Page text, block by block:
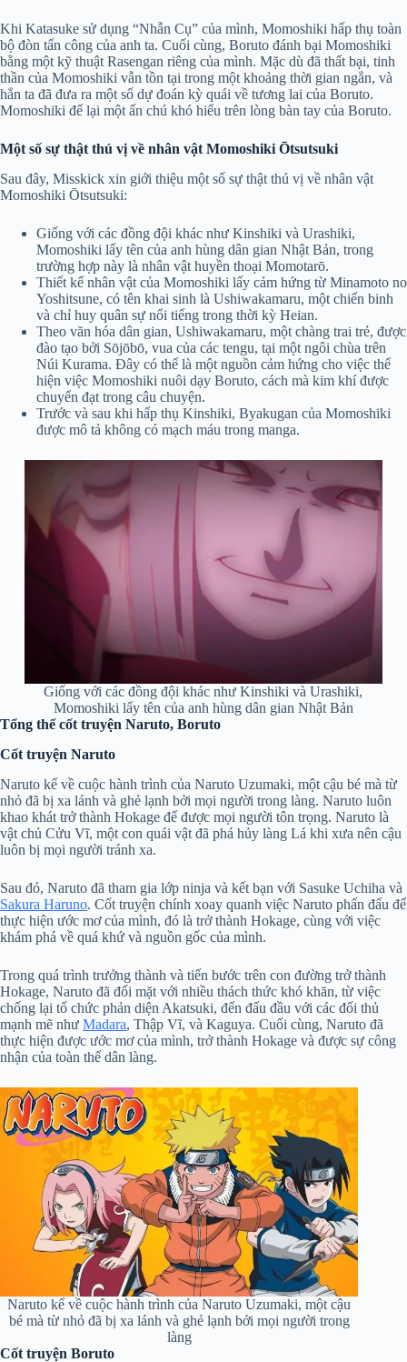
Khi Katasuke sử dụng “Nhẫn Cụ” của mình, Momoshiki hấp thụ toàn
bộ đòn tấn công của anh ta. Cuối cùng, Boruto đánh bại Momoshiki
bằng một kỹ thuật Rasengan riêng của mình. Mặc dù đã thất bại, tinh
thần của Momoshiki vẫn tồn tại trong một khoảng thời gian ngắn, và
hắn ta đã đưa ra một số dự đoán kỳ quái về tương lai của Boruto.
Momoshiki để lại một ấn chú khó hiểu trên lòng bàn tay của Boruto.
Một số sự thật thú vị về nhân vật Momoshiki Ōtsutsuki
Sau đây, Misskick xin giới thiệu một số sự thật thú vị về nhân vật
Momoshiki Ōtsutsuki:
Giống với các đồng đội khác như Kinshiki và Urashiki,
Momoshiki lấy tên của anh hùng dân gian Nhật Bản, trong
trường hợp này là nhân vật huyền thoại Momotarō.
Thiết kế nhân vật của Momoshiki lấy cảm hứng từ Minamoto no
Yoshitsune, có tên khai sinh là Ushiwakamaru, một chiến binh
và chỉ huy quân sự nổi tiếng trong thời kỳ Heian.
Theo văn hóa dân gian, Ushiwakamaru, một chàng trai trẻ, được
đào tạo bởi Sōjōbō, vua của các tengu, tại một ngôi chùa trên
Núi Kurama. Đây có thể là một nguồn cảm hứng cho việc thể
hiện việc Momoshiki nuôi dạy Boruto, cách mà kim khí được
chuyển đạt trong câu chuyện.
Trước và sau khi hấp thụ Kinshiki, Byakugan của Momoshiki
được mô tả không có mạch máu trong manga.
Giống với các đồng đội khác như Kinshiki và Urashiki,
Momoshiki lấy tên của anh hùng dân gian Nhật Bản
Tổng thể cốt truyện Naruto, Boruto
Cốt truyện Naruto
Naruto kể về cuộc hành trình của Naruto Uzumaki, một cậu bé mà từ
nhỏ đã bị xa lánh và ghẻ lạnh bởi mọi người trong làng. Naruto luôn
khao khát trở thành Hokage để được mọi người tôn trọng. Naruto là
vật chủ Cửu Vĩ, một con quái vật đã phá hủy làng Lá khi xưa nên cậu
luôn bị mọi người tránh xa.
Sau đó, Naruto đã tham gia lớp ninja và kết bạn với Sasuke Uchiha và
Sakura Haruno. Cốt truyện chính xoay quanh việc Naruto phấn đấu để
thực hiện ước mơ của mình, đó là trở thành Hokage, cùng với việc
khám phá về quá khứ và nguồn gốc của mình.
Trong quá trình trưởng thành và tiến bước trên con đường trở thành
Hokage, Naruto đã đối mặt với nhiều thách thức khó khăn, từ việc
chống lại tổ chức phản diện Akatsuki, đến đấu đầu với các đối thủ
mạnh mẽ như Madara, Thập Vĩ, và Kaguya. Cuối cùng, Naruto đã
thực hiện được ước mơ của mình, trở thành Hokage và được sự công
nhận của toàn thể dân làng.
Naruto kể về cuộc hành trình của Naruto Uzumaki, một cậu
bé mà từ nhỏ đã bị xa lánh và ghẻ lạnh bởi mọi người trong
làng
Cốt truyện Boruto